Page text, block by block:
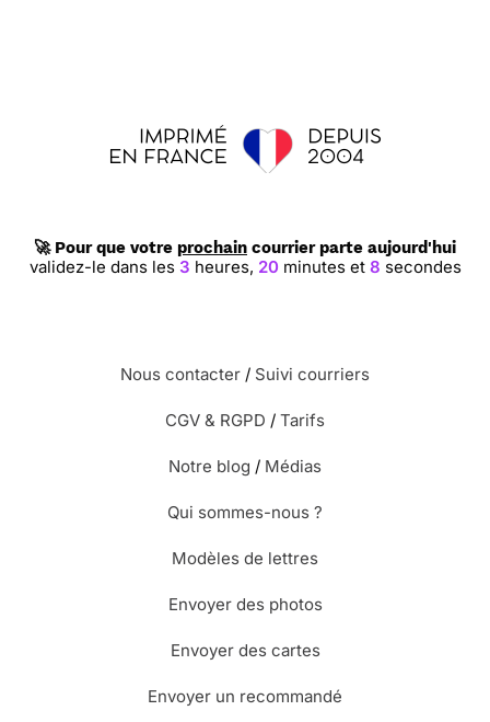
🚀 Pour que votre prochain courrier parte aujourd'hui
validez-le dans les 3 heures, 20 minutes et 7 secondes
Nous contacter / Suivi courriers
CGV & RGPD / Tarifs
Notre blog / Médias
Qui sommes-nous ?
Modèles de lettres
Envoyer des photos
Envoyer des cartes
Envoyer un recommandé